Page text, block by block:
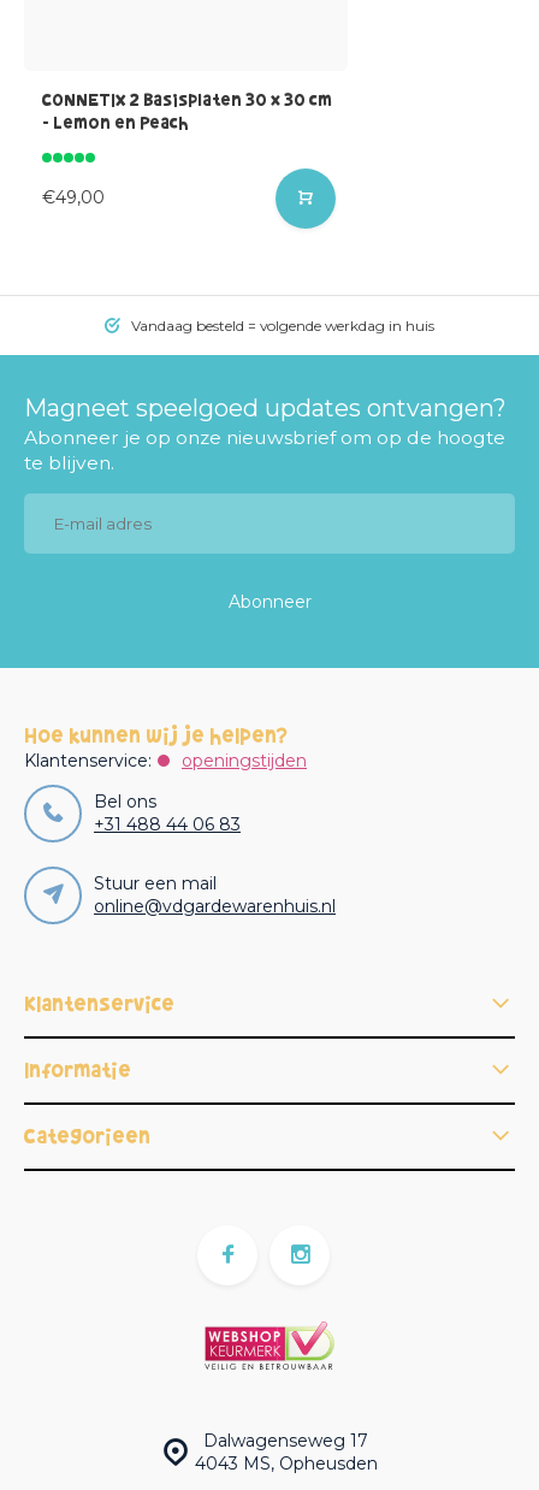
CONNETIX 2 Basisplaten 30 x 30 cm
- Lemon en Peach
€49,00
Vandaag besteld = volgende werkdag in huis
Magneet speelgoed updates ontvangen?
Abonneer je op onze nieuwsbrief om op de hoogte
te blijven.
Abonneer
Hoe kunnen wij je helpen?
Klantenservice:
openingstijden
Bel ons
+31 488 44 06 83
Stuur een mail
online@vdgardewarenhuis.nl
Klantenservice
Informatie
Categorieën
Dalwagenseweg 17
4043 MS, Opheusden